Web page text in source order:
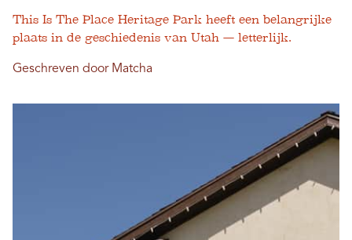
This Is The Place Heritage Park heeft een belangrijke
plaats in de geschiedenis van Utah — letterlijk.
Geschreven door Matcha